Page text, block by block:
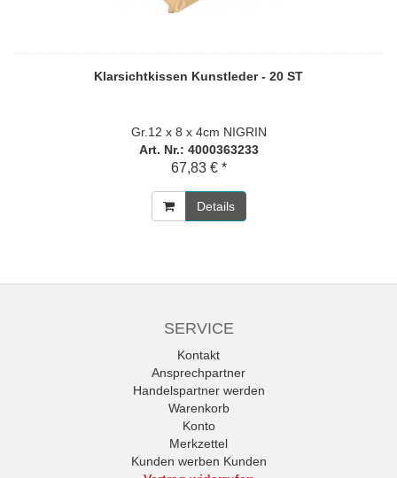
Klarsichtkissen Kunstleder - 20 ST
Gr.12 x 8 x 4cm NIGRIN
Art. Nr.: 4000363233
67,83 € *
Details
SERVICE
Kontakt
Ansprechpartner
Handelspartner werden
Warenkorb
Konto
Merkzettel
Kunden werben Kunden